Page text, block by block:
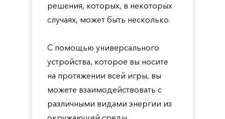
решения, которых, в некоторых
случаях, может быть несколько.
С помощью универсального
устройства, которое вы носите
на протяжении всей игры, вы
можете взаимодействовать с
различными видами энергии из